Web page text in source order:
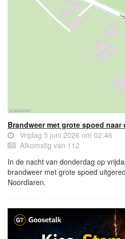
Brandweer met grote spoed
Vrijdag 5 juni 2026 om 02:46
Afkomstig van 112
In de nacht van donderdag op
brandweer met grote spoed
Noordlaren.